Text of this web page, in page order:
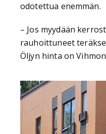
odotettua enemmän.
– Jos myydään
rauhoittuneet
Öljyn hinta on